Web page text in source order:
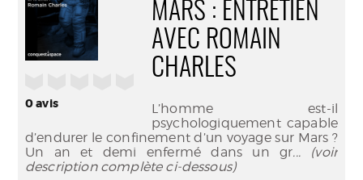
0avis
MARS : ENTRETIEN
AVEC ROMAIN
CHARLES
L’homme est-il
psychologiquement capable
d’endurer le confinement d’un voyage sur Mars ?
Un an et demi enfermé dans un gr... (voir
description complète ci-dessous)